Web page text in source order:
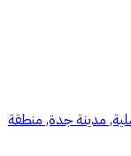
مدينة جدة, منطقة